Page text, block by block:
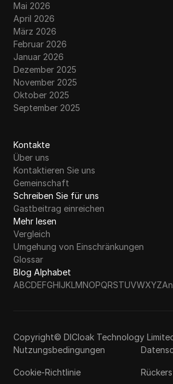
Mai 2026
April 2026
März 2026
Februar 2026
Januar 2026
Dezember 2025
November 2025
Oktober 2025
September 2025
Kontakte
Über uns
Kontaktieren Sie uns
Gemeinschaft
Schreiben Sie für uns
Gastbeitrag einreichen
Mehr lesen
Vergleich
Umgehung von Einschränkungen
Glossar
Blog Alphabet
ABCDEFGHIJKLMNOPQRSTUVWXYZ
Copyright© DICloak Technology
Nutzungsbedingungen
Cookie-Richtlinie